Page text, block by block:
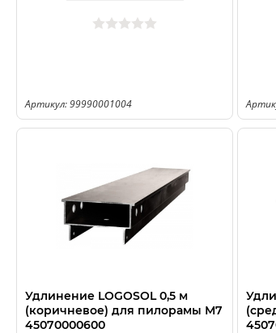
Артикул: 99990001004
Удлинение LOGOSOL 0,5 м
(коричневое) для пилорамы М7
45070000600